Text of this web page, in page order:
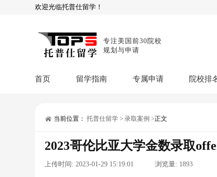
欢迎光临托普仕留学！
专注美国前30院校
规划与申请
首页 留学指南
留学攻略
专属申请
本科申请：
博士申请： 博士定
混合申请：
院校排
当前位置： 托普仕留学 > 录取案例 >正文
2023哥伦比亚大学金数录取
上传时间: 2023-01-29 15:19:01 浏览量: 1893